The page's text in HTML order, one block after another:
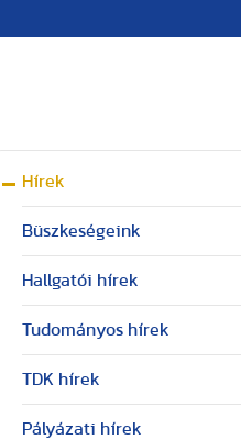
Hírek
Büszkeségeink
Hallgatói hírek
Tudományos hírek
TDK hírek
Pályázati hírek